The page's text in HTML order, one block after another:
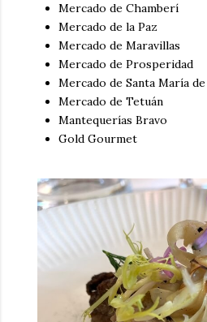
Mercado de Chamberí
Mercado de la Paz
Mercado de Maravillas
Mercado de Prosperidad
Mercado de Santa María
Mercado de Tetuán
Mantequerías Bravo
Gold Gourmet